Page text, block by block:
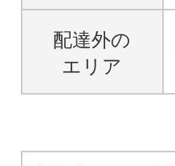
配達外の
エリア